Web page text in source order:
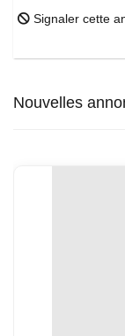
Signaler cette
Nouvelles